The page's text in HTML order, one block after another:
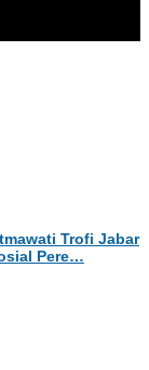
Trofi Jabar
Pere…